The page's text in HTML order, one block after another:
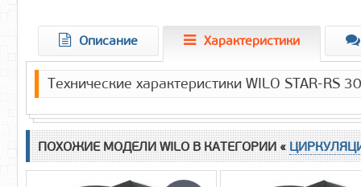
Описание Характеристики
Технические характеристики WILO STAR-RS
ПОХОЖИЕ МОДЕЛИ WILO В КАТЕГОРИИ «